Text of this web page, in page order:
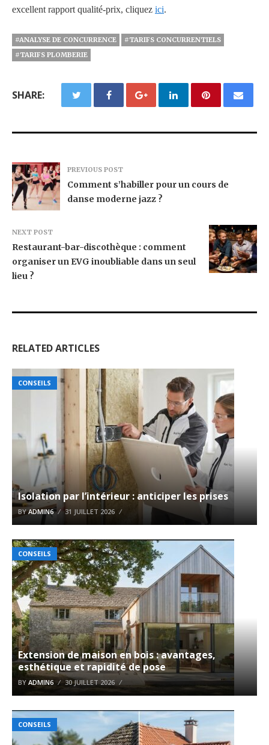
excellent rapport qualité-prix, cliquez ici.
#ANALYSE DE CONCURRENCE
#TARIFS CONCURRENTIELS
#TARIFS PLOMBERIE
SHARE:
PREVIOUS POST
Comment s’habiller pour un cours de
danse moderne jazz ?
NEXT POST
Restaurant-bar-discothèque : comment
organiser un EVG inoubliable dans un seul
lieu ?
RELATED ARTICLES
CONSEILS
Isolation par l’intérieur : anticiper les prises
BYADMIN6 31 JUILLET 2026
CONSEILS
Extension de maison en bois : avantages,
esthétique et rapidité de pose
BY ADMIN6 30 JUILLET 2026
CONSEILS